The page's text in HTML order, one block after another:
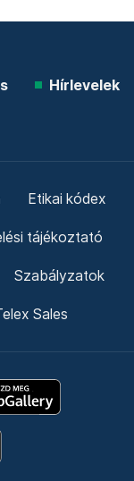
Hírlevelek
Etikai kódex
tájékoztató
Szabályzatok
Sales